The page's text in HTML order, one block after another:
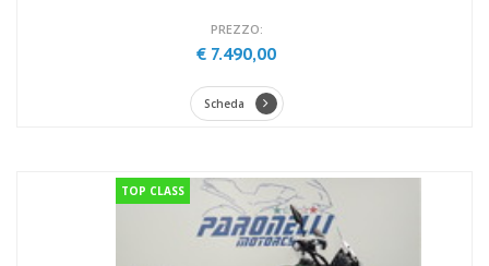
PREZZO:
€ 7.490,00
Scheda
TOP CLASS